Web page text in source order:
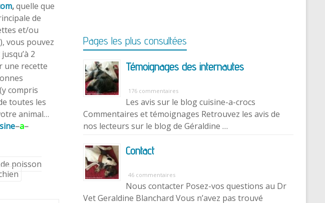
,quelle que
de
et/ou
vous pouvez
2
une recette
compris
toutes les
animal…
–a–
poisson
Pages les plus consultées
Témoignages des internautes
176 commentaires
Les avis sur le blog cuisine-a-crocs
Commentaires et témoignages Retrouvez les avis de
nos lecteurs sur le blog de Géraldine …
Contact
46 commentaires
Nous contacter Posez-vos questions au Dr
Vet Geraldine Blanchard Vous n’avez pas trouvé